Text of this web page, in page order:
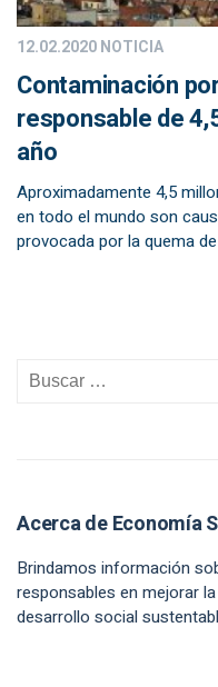
12.02.2020NOTICIA
Contaminación
responsable de
año
Aproximadamente 4,5
en todo el mundo son
provocada por la quema
Acerca de Economía
Brindamos información
responsables en mejorar
desarrollo social